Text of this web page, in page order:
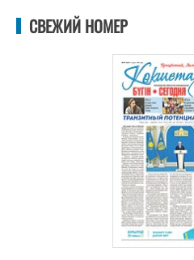
СВЕЖИЙ НОМЕР